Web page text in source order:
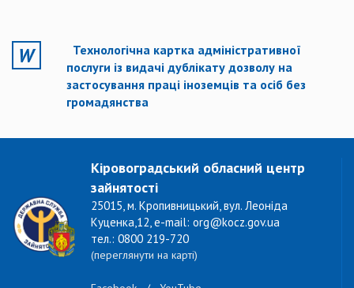
Технологічна картка адміністративної
послуги із видачі дублікату дозволу на
застосування праці іноземців та осіб без
громадянства
Кіровоградський обласний центр
зайнятості
25015, м. Кропивницький, вул. Леоніда
Куценка,12, e-mail: org@kocz.gov.ua
тел.: 0800 219-720
(переглянути на карті)